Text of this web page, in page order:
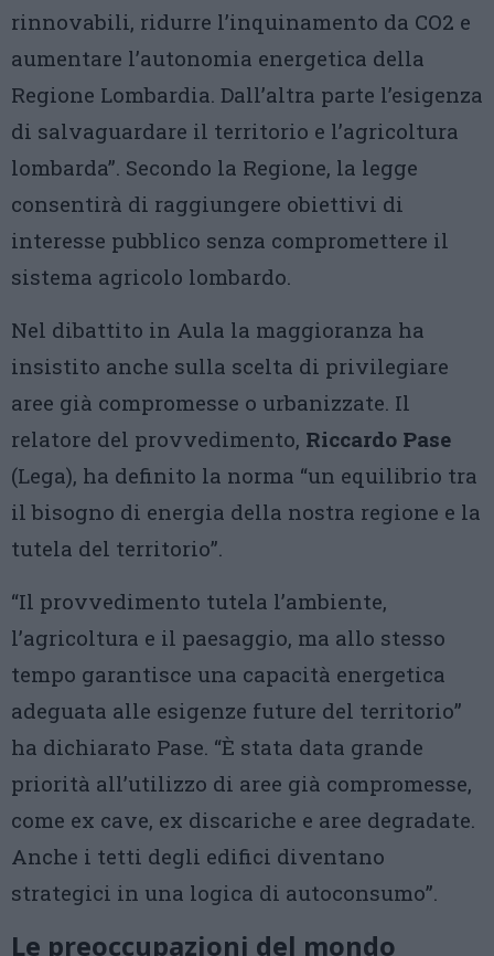
rinnovabili, ridurre l’inquinamento da CO2 e
aumentare l’autonomia energetica della
Regione Lombardia. Dall’altra parte l’esigenza
di salvaguardare il territorio e l’agricoltura
lombarda”. Secondo la Regione, la legge
consentirà di raggiungere obiettivi di
interesse pubblico senza compromettere il
sistema agricolo lombardo.
Nel dibattito in Aula la maggioranza ha
insistito anche sulla scelta di privilegiare
aree già compromesse o urbanizzate. Il
relatore del provvedimento, Riccardo Pase
(Lega), ha definito la norma “un equilibrio tra
il bisogno di energia della nostra regione e la
tutela del territorio”.
“Il provvedimento tutela l’ambiente,
l’agricoltura e il paesaggio, ma allo stesso
tempo garantisce una capacità energetica
adeguata alle esigenze future del territorio”
ha dichiarato Pase. “È stata data grande
priorità all’utilizzo di aree già compromesse,
come ex cave, ex discariche e aree degradate.
Anche i tetti degli edifici diventano
strategici in una logica di autoconsumo”.
Le preoccupazioni del mondo